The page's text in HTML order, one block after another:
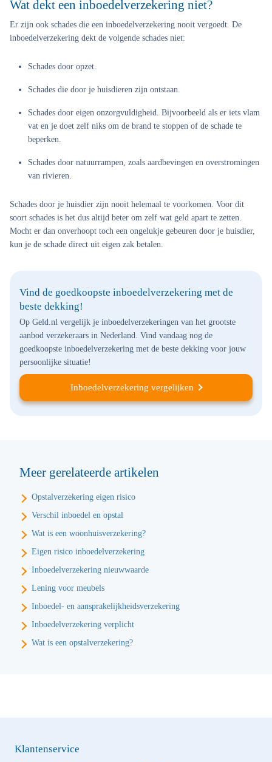
Wat dekt een inboedelverzekering niet?
Er zijn ook schades die een inboedelverzekering nooit vergoedt. De
inboedelverzekering dekt de volgende schades niet:
Schades door opzet.
Schades die door je huisdieren zijn ontstaan.
Schades door eigen onzorgvuldigheid. Bijvoorbeeld als er iets vlam
vat en je doet zelf niks om de brand te stoppen of de schade te
beperken.
Schades door natuurrampen, zoals aardbevingen en overstromingen
van rivieren.
Schades door je huisdier zijn nooit helemaal te voorkomen. Voor dit
soort schades is het dus altijd beter om zelf wat geld apart te zetten.
Mocht er dan onverhoopt toch een ongelukje gebeuren door je huisdier,
kun je de schade direct uit eigen zak betalen.
Vind de goedkoopste inboedelverzekering met de
beste dekking!
Op Geld.nl vergelijk je inboedelverzekeringen van het grootste
aanbod verzekeraars in Nederland. Vind vandaag nog de
goedkoopste inboedelverzekering met de beste dekking voor jouw
persoonlijke situatie!
Inboedelverzekering vergelijken
Meer gerelateerde artikelen
Opstalverzekering eigen risico
Verschil inboedel en opstal
Wat is een woonhuisverzekering?
Eigen risico inboedelverzekering
Inboedelverzekering nieuwwaarde
Lening voor meubels
Inboedel- en aansprakelijkheidsverzekering
Inboedelverzekering verplicht
Wat is een opstalverzekering?
Klantenservice